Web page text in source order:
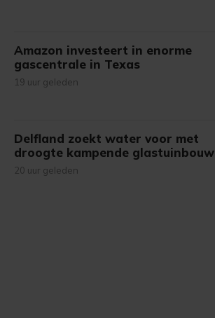
Amazon investeert in enorme
gascentrale in Texas
19 uur geleden
Delfland zoekt water voor met
droogte kampende glastuinbouw
20 uur geleden